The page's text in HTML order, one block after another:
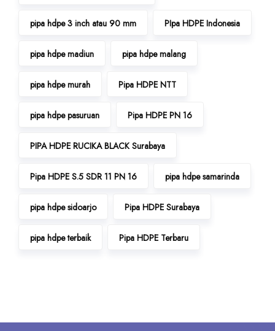
pipa hdpe 3 inch atau 90 mm PIpa HDPE Indonesia
pipa hdpe madiun pipa hdpe malang
pipa hdpe murah Pipa HDPE NTT
pipa hdpe pasuruan Pipa HDPE PN 16
PIPA HDPE RUCIKA BLACK Surabaya
Pipa HDPE S.5 SDR 11 PN 16 pipa hdpe samarinda
pipa hdpe sidoarjo Pipa HDPE Surabaya
pipa hdpe terbaik Pipa HDPE Terbaru